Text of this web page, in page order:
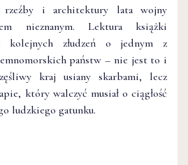
rzeźby i architektury lata wojny
nieznanym. Lektura książki
kolejnych złudzeń o jednym z
państw – nie jest to i
kraj usiany skarbami, lecz
który walczyć musiał o ciągłość
ludzkiego gatunku.